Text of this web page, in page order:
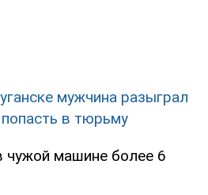
мужчина разыграл
в тюрьму
чужой машине более 6